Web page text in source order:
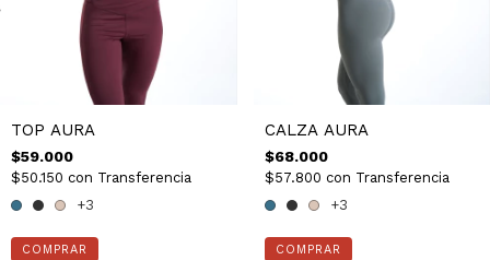
TOP AURA
$59.000
$50.150 con Transferencia
+3
COMPRAR
CALZA AURA
$68.000
$57.800 con Transferencia
+3
COMPRAR